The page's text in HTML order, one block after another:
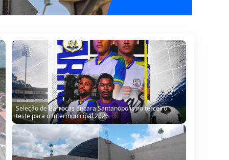
Seleção de Barrocas encara Santanópolis no terceiro
teste para o Intermunicipal 2026